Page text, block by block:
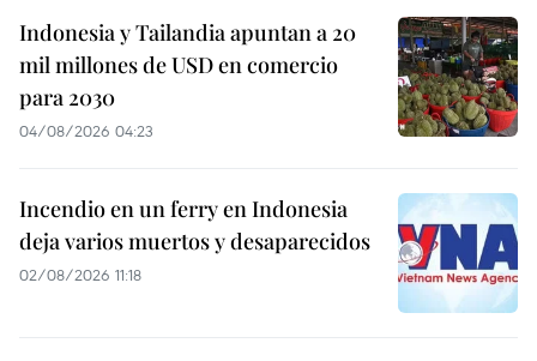
Indonesia y Tailandia apuntan a 20
mil millones de USD en comercio
para 2030
04/08/2026 04:23
Incendio en un ferry en Indonesia
deja varios muertos y desaparecidos
02/08/2026 11:18